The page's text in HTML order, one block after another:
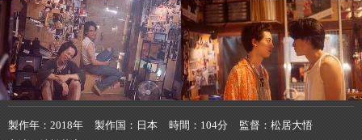
製作年 2018年 製作国 日本 時間 104分 監督
松居大悟